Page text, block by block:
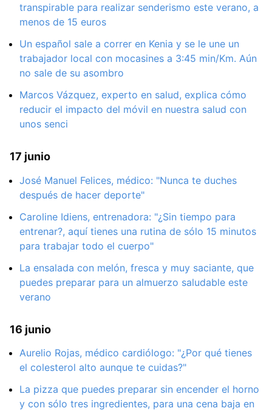
transpirable para realizar senderismo este verano, a
menos de 15 euros
Un español sale a correr en Kenia y se le une un
trabajador local con mocasines a 3:45 min/Km. Aún
no sale de su asombro
Marcos Vázquez, experto en salud, explica cómo
reducir el impacto del móvil en nuestra salud con
unos senci
17 junio
José Manuel Felices, médico: "Nunca te duches
después de hacer deporte"
Caroline Idiens, entrenadora: "¿Sin tiempo para
entrenar?, aquí tienes una rutina de sólo 15 minutos
para trabajar todo el cuerpo"
La ensalada con melón, fresca y muy saciante, que
puedes preparar para un almuerzo saludable este
verano
16 junio
Aurelio Rojas, médico cardiólogo: "¿Por qué tienes
el colesterol alto aunque te cuidas?"
La pizza que puedes preparar sin encender el horno
y con sólo tres ingredientes, para una cena baja en